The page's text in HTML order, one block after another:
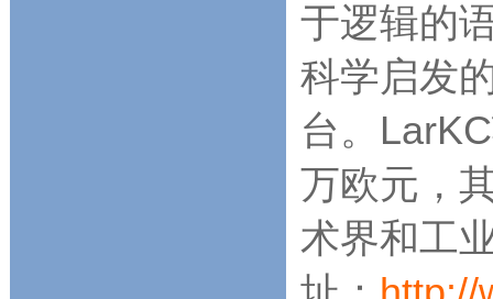
于逻辑的
科学启发
台。
万欧元，
术界和工